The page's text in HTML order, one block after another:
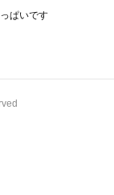
ぱいです